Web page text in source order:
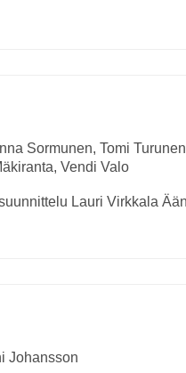
Sormunen, Tomi
Vendi Valo
Lauri Virkkala
Johansson